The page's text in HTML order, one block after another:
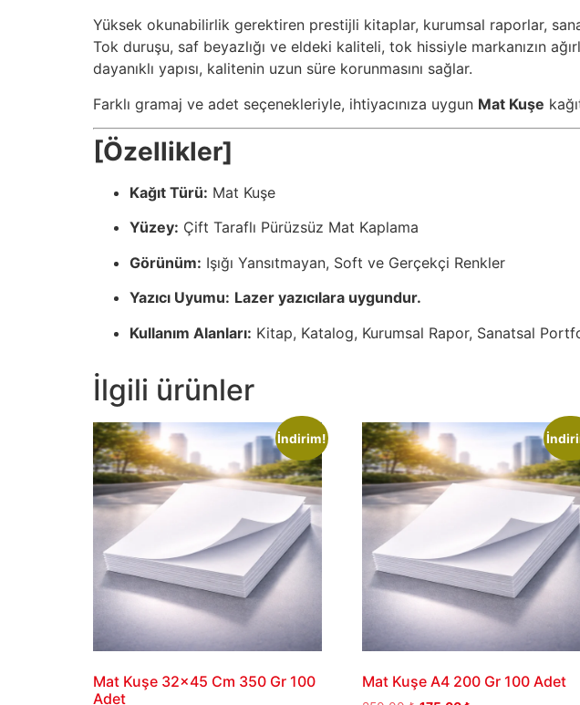
Yüksek okunabilirlik gerektiren prestijli kitaplar, kurumsal raporlar,
Tok duruşu, saf beyazlığı ve eldeki kaliteli, tok hissiyle markanızın
dayanıklı yapısı, kalitenin uzun süre korunmasını sağlar.
Farklı gramaj ve adet seçenekleriyle, ihtiyacınıza uygun Mat Kuşe
[Özellikler]
Kağıt Türü: Mat Kuşe
Yüzey: Çift Taraflı Pürüzsüz Mat Kaplama
Görünüm: Işığı Yansıtmayan, Soft ve Gerçekçi Renkler
Yazıcı Uyumu: Lazer yazıcılara uygundur.
Kullanım Alanları: Kitap, Katalog, Kurumsal Rapor, Sanatsal
İlgili ürünler
İndirim!
Mat Kuşe 32×45 Cm 350 Gr 100
Adet
Mat Kuşe A4 200 Gr 100 Adet